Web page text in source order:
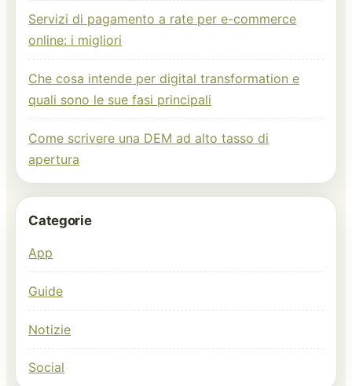
Servizi di pagamento a rate per e-commerce
online: i migliori
Che cosa intende per digital transformation e
quali sono le sue fasi principali
Come scrivere una DEM ad alto tasso di
apertura
Categorie
App
Guide
Notizie
Social